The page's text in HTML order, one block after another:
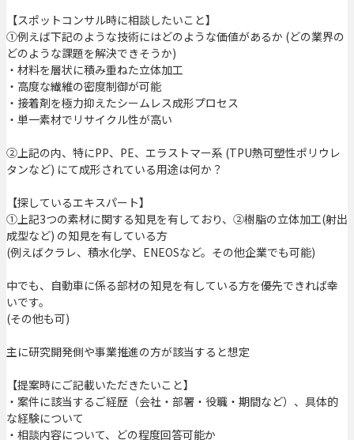
【スポットコンサル時に相談したいこと】
①例えば下記のような技術にはどのような価値があるか (どの業界の
どのような課題を解決できそうか)
・材料を層状に積み重ねた立体加工
・高度な繊維の密度制御が可能
・接着剤を極力抑えたシームレス成形プロセス
・単一素材でリサイクル性が高い
②上記の内、特にPP、PE、エラストマー系 (TPU熱可塑性ポリウレ
タンなど) にて成形されている用途は何か？
【探しているエキスパート】
①上記3つの素材に関する知見を有しており、②樹脂の立体加工(射出
成型など) の知見を有している方
(例えばクラレ、積水化学、ENEOSなど。その他企業でも可能)
中でも、自動車に係る部材の知見を有している方を優先できれば幸
いです。
(その他も可)
主に研究開発側や事業推進の方が該当すると想定
【提案時にご記載いただきたいこと】
・案件に該当するご経歴（会社・部署・役職・期間など）、具体的
な経験について
・相談内容について、どの程度回答可能か